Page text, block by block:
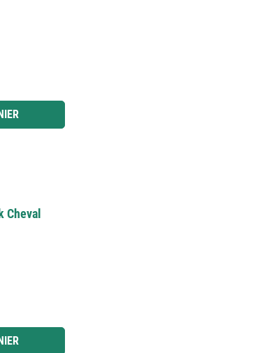
pour augmenter ou diminuer la quantité.
pour augmenter ou diminuer la quantité.